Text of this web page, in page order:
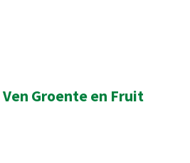
Groente en Fruit